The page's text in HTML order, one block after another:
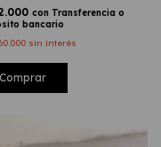
con Transferencia o
bancario
sin interés
Comprar